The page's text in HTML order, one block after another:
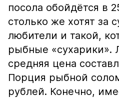
посола обойдётся в
столько же хотят за
любители и такой,
рыбные «сухарики».
средняя цена
Порция рыбной
рублей. Конечно,